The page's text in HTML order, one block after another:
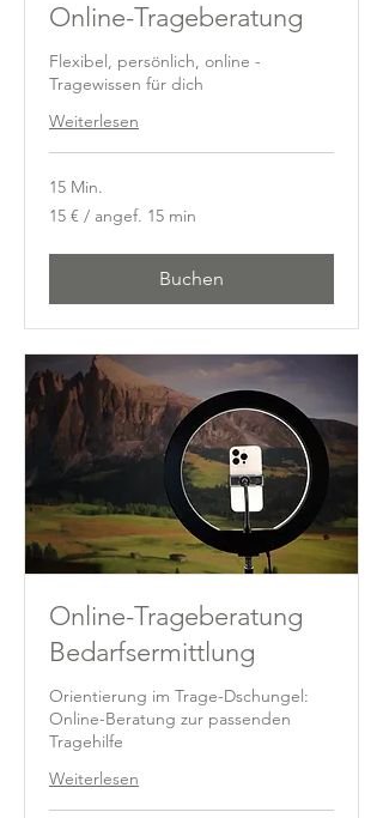
Online-Trageberatung
Flexibel, persönlich, online -
Tragewissen für dich
Weiterlesen
15 Min.
15
€
15 € / angef. 15 min
Buchen
Online-Trageberatung
Bedarfsermittlung
Orientierung im Trage-Dschungel:
Online-Beratung zur passenden
Tragehilfe
Weiterlesen